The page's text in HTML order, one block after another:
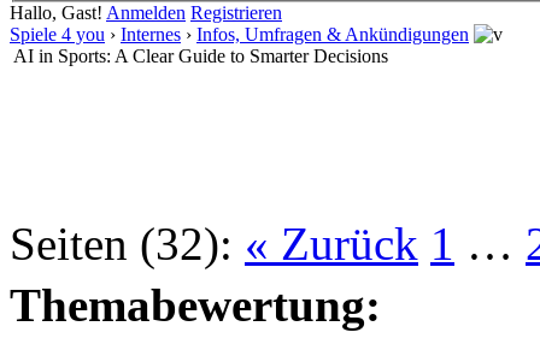
Hallo, Gast! Anmelden Registrieren
Spiele 4 you › Internes › Infos, Umfragen & Ankündigungen
AI in Sports: A Clear Guide to Smarter Decisions
Seiten (32): « Zurück 1 …
Themabewertung: